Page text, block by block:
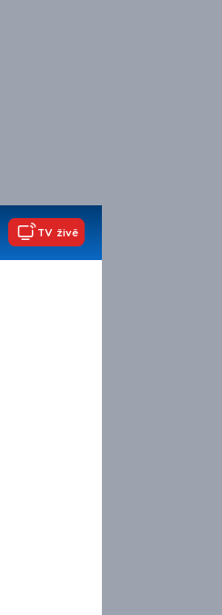
TV živě